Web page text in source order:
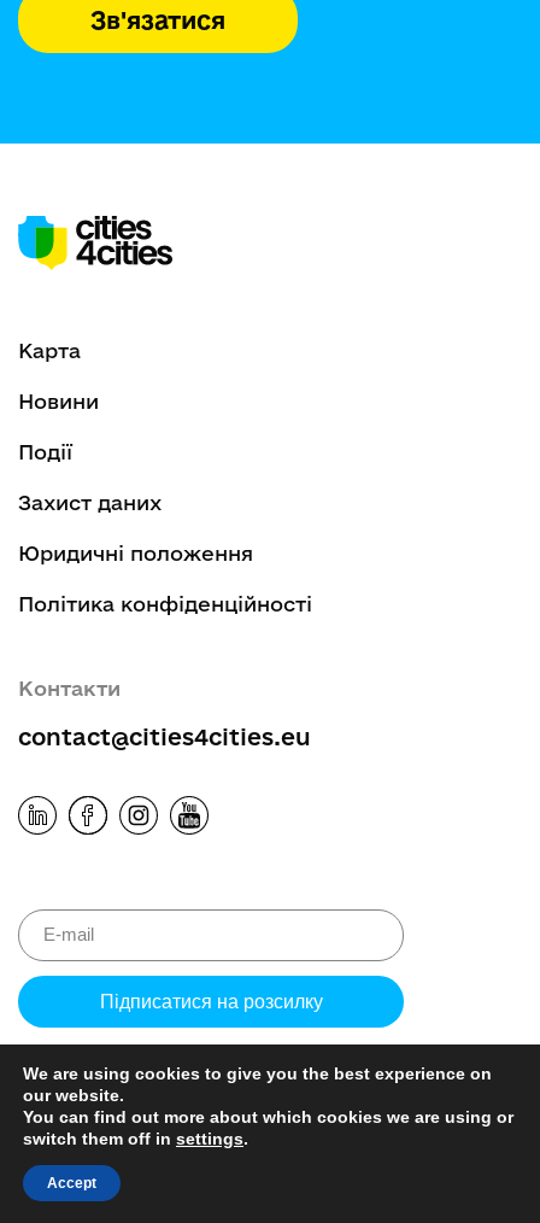
Зв'язатися
Карта
Новини
Події
Захист даних
Юридичні положення
Політика конфіденційності
Контакти
contact@cities4cities.eu
Please
© CITIES4CITIES 2026
We are using cookies to give you the best experience on
our website.
You can find out more about which cookies we are using or
switch them off in settings.
Accept